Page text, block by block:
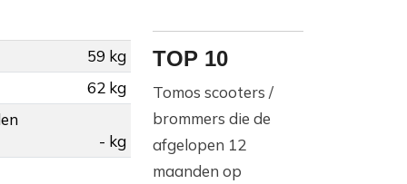
59 kg
62 kg
- kg
TOP 10
Tomos scooters /
brommers die de
afgelopen 12
maanden op